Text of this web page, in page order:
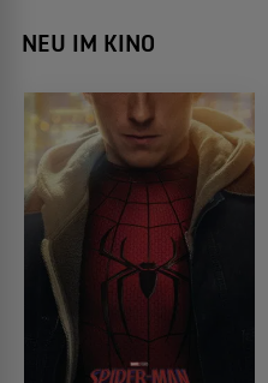
NEU IM KINO